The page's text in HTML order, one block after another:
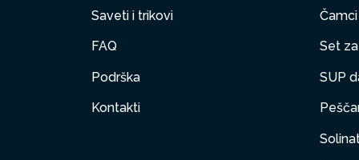
Saveti i trikovi
FAQ
Podrška
Kontakti
Čamci
Set
SUP